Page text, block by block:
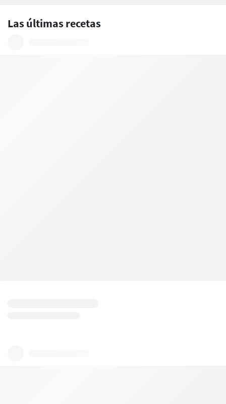
Las últimas recetas